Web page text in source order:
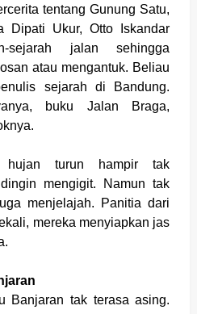
tentang Gunung Satu,
Dipati Ukur, Otto Iskandar
sejarah jalan sehingga
atau mengantuk. Beliau
sejarah di Bandung.
buku Jalan Braga,
hujan turun hampir tak
mengigit. Namun tak
menjelajah. Panitia dari
mereka menyiapkan jas
Banjaran tak terasa asing.